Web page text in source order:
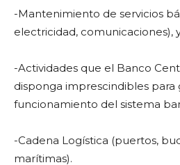
-Mantenimiento de servicios
electricidad, comunicaciones),
-Actividades que el Banco
disponga imprescindibles para
funcionamiento del sistema
-Cadena Logística (puertos,
marítimas).